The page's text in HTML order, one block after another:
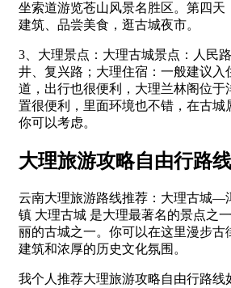
坐索道游览苍山风景名胜区。第四天
建筑、品尝美食，逛古城夜市。
3、大理景点：大理古城景点：人民
井、复兴路；大理住宿：一般建议入
道，出行也很便利，大理兰林阁位于
置很便利，里面环境也不错，在古城
你可以考虑。
大理旅游攻略自由行路
云南大理旅游路线推荐：大理古城
镇 大理古城 是大理最著名的景点之
丽的古城之一。你可以在这里漫步古
建筑和浓厚的历史文化氛围。
我个人推荐大理旅游攻略自由行路线